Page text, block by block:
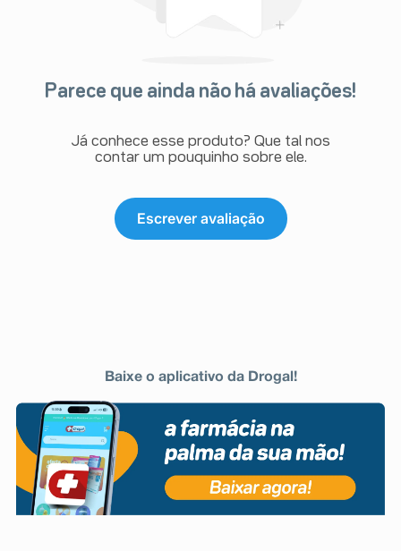
Parece que ainda não há avaliações!
Já conhece esse produto? Que tal nos
contar um pouquinho sobre ele.
Escrever avaliação
Baixe o aplicativo da Drogal!